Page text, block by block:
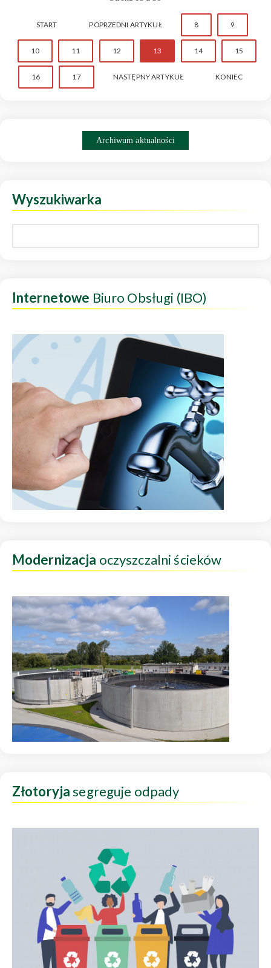
START POPRZEDNI ARTYKUŁ 8 9
10 11 12 13 14 15
16 17 NASTĘPNY ARTYKUŁ KONIEC
Archiwum aktualności
Wyszukiwarka
Internetowe Biuro Obsługi (IBO)
Modernizacja oczyszczalni ścieków
Złotoryjasegreguje odpady